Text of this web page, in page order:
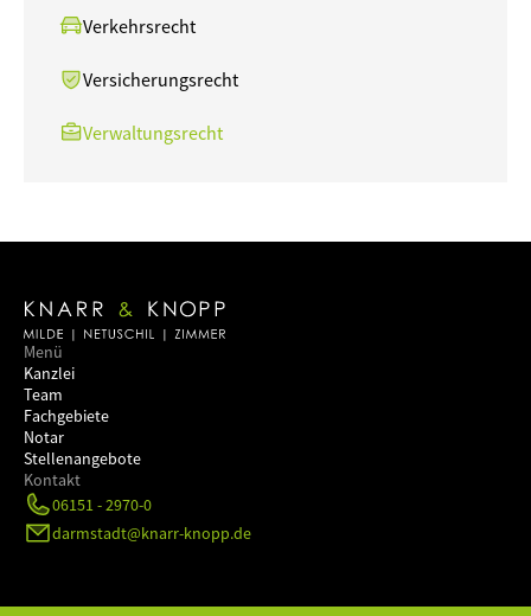
Verkehrsrecht
Versicherungsrecht
Verwaltungsrecht
Menü
Kanzlei
Team
Fachgebiete
Notar
Stellenangebote
Kontakt
06151 - 2970-0
darmstadt@knarr-knopp.de